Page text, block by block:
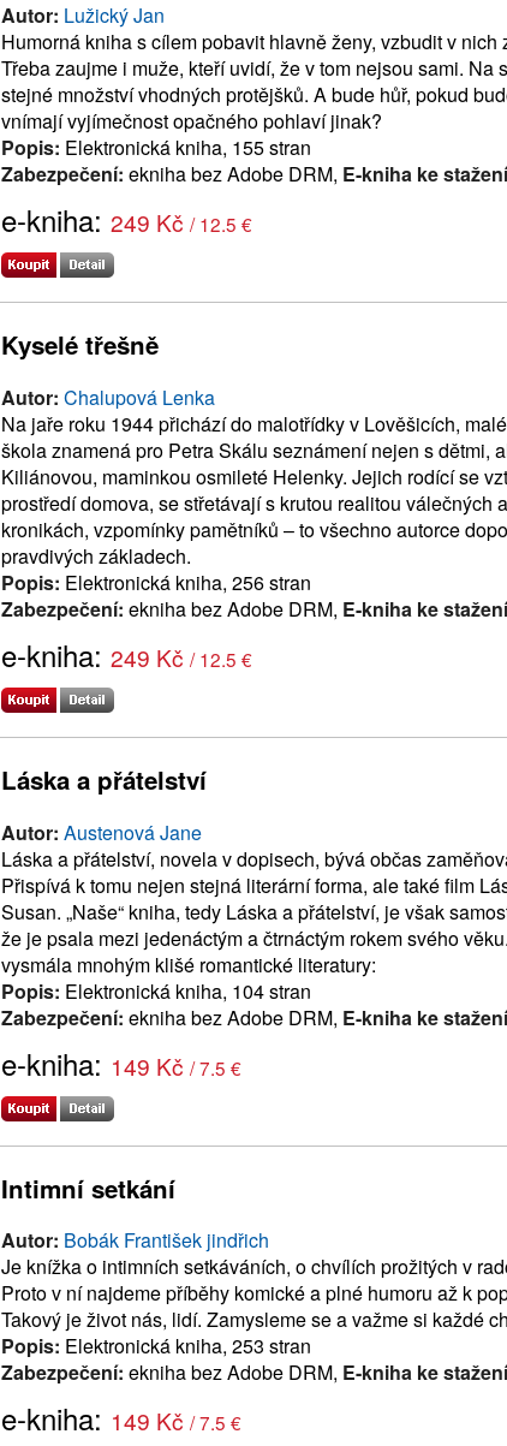
Autor: Lužický Jan
Humorná kniha s cílem pobavit hlavně ženy, vzbudit v
Třeba zaujme i muže, kteří uvidí, že v tom nejsou sami.
stejné množství vhodných protějšků. A bude hůř, pokud
vnímají vyjímečnost opačného pohlaví jinak?
Popis: Elektronická kniha, 155 stran
Zabezpečení: ekniha bez Adobe DRM, E-kniha ke
e-kniha: 249 Kč / 12.5 €
Kyselé třešně
Autor: Chalupová Lenka
Na jaře roku 1944 přichází do malotřídky v Lověšicích,
škola znamená pro Petra Skálu seznámení nejen s dětmi,
Kiliánovou, maminkou osmileté Helenky. Jejich rodící se
prostředí domova, se střetávají s krutou realitou
kronikách, vzpomínky pamětníků – to všechno autorce
pravdivých základech.
Popis: Elektronická kniha, 256 stran
Zabezpečení: ekniha bez Adobe DRM, E-kniha ke
e-kniha: 249 Kč / 12.5 €
Láska a přátelství
Autor: Austenová Jane
Láska a přátelství, novela v dopisech, bývá občas
Přispívá k tomu nejen stejná literární forma, ale také film
Susan. „Naše“ kniha, tedy Láska a přátelství, je však
že je psala mezi jedenáctým a čtrnáctým rokem svého
vysmála mnohým klišé romantické literatury:
Popis: Elektronická kniha, 104 stran
Zabezpečení: ekniha bez Adobe DRM, E-kniha ke
e-kniha: 149 Kč / 7.5 €
Intimní setkání
Autor: Bobák František jindřich
Je knížka o intimních setkáváních, o chvílích prožitých v
Proto v ní najdeme příběhy komické a plné humoru až k
Takový je život nás, lidí. Zamysleme se a važme si každé
Popis: Elektronická kniha, 253 stran
Zabezpečení: ekniha bez Adobe DRM, E-kniha ke
e-kniha: 149 Kč / 7.5 €